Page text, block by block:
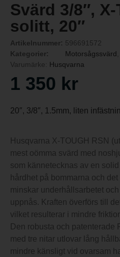
Svärd 3/8″,
solitt, 20″
Artikelnummer: 596691572
Kategorier:
Motorsågssvärd
Varumärke: Husqvarna
1 350 kr
20″, 3/8″, 1.5mm, liten
Husqvarna X-TOUGH RSN
mest oömma svärd med
som kännetecknas av en
hårdhet på bommarna och
minskar underhållsarbetet
uppnås. Kraften överförs till
vilket resulterar i mindre
Den robusta och patenterade
med tre nitar utlovar lång
mindre känsligt vid ovarsam